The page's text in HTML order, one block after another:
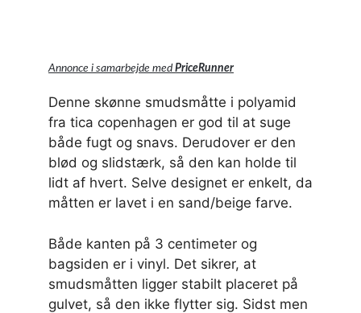
Annonce i samarbejde med PriceRunner
Denne skønne smudsmåtte i polyamid
fra tica copenhagen er god til at suge
både fugt og snavs. Derudover er den
blød og slidstærk, så den kan holde til
lidt af hvert. Selve designet er enkelt, da
måtten er lavet i en sand/beige farve.
Både kanten på 3 centimeter og
bagsiden er i vinyl. Det sikrer, at
smudsmåtten ligger stabilt placeret på
gulvet, så den ikke flytter sig. Sidst men